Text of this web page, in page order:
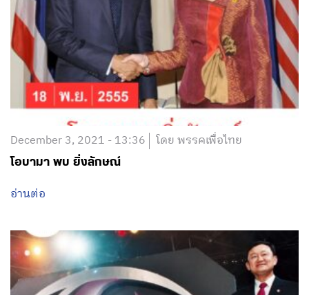
December 3, 2021 - 13:36 โดย พรรคเพื่อไทย
โอบามา พบ ยิ่งลักษณ์
อ่านต่อ